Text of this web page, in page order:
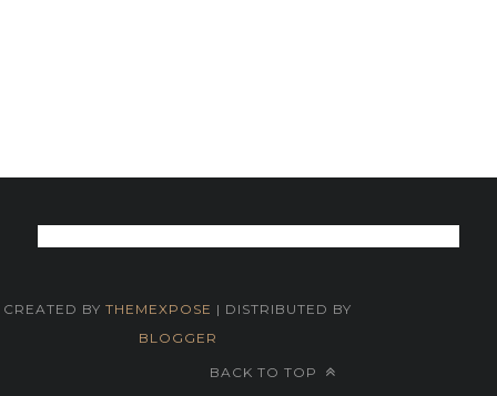
CREATED BY THEMEXPOSE | DISTRIBUTED BY
BLOGGER
BACK TO TOP